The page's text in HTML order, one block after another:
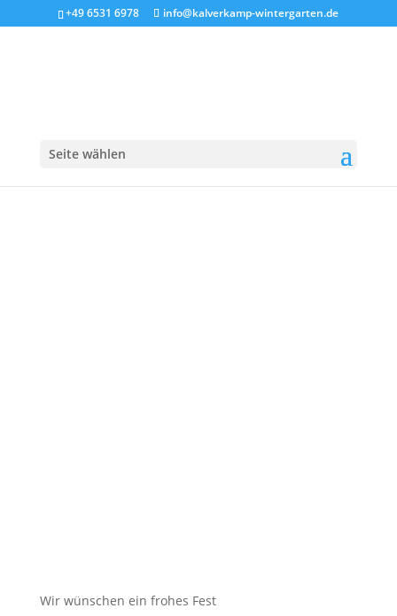
+49 6531 6978 info@kalverkamp-wintergarten.de
Seite wählen
Wir wünschen ein frohes Fest